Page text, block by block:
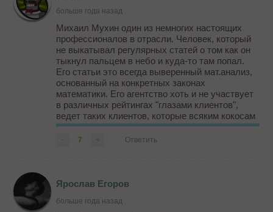
больше года назад
Михаил Мухин один из немногих настоящих
профессионалов в отрасли. Человек, который
не выкатывал регулярных статей о том как он
тыкнул пальцем в небо и куда-то там попал.
Его статьи это всегда выверенный мат.анализ,
основанный на конкретных законах
математики. Его агентство хоть и не участвует
в различных рейтингах "глазами клиентов",
ведет таких клиентов, которые всяким кокосам
с бдбд даже не снились. Причем показывает
реальный результат, а не тупо вытягивает
7 Ответить
Ярослав Егоров
больше года назад